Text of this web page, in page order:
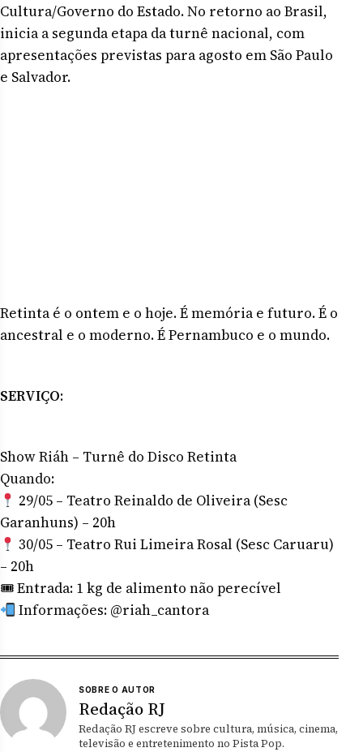
Cultura/Governo do Estado. No retorno ao Brasil,
inicia a segunda etapa da turnê nacional, com
apresentações previstas para agosto em São Paulo
e Salvador.
Retinta é o ontem e o hoje. É memória e futuro. É o
ancestral e o moderno. É Pernambuco e o mundo.
SERVIÇO:
Show Riáh – Turnê do Disco Retinta
Quando:
29/05 – Teatro Reinaldo de Oliveira (Sesc
Garanhuns) – 20h
30/05 – Teatro Rui Limeira Rosal (Sesc Caruaru)
– 20h
🎟 Entrada: 1 kg de alimento não perecível
Informações: @riah_cantora
SOBRE O AUTOR
Redação RJ
Redação RJ escreve sobre cultura, música, cinema,
televisão e entretenimento no Pista Pop.